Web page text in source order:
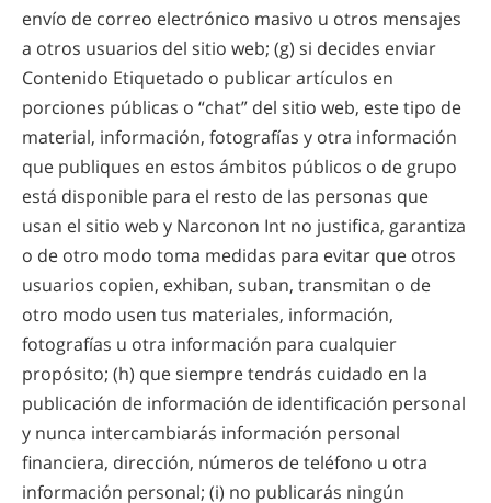
envío de correo electrónico masivo u otros mensajes
a otros usuarios del sitio web; (g) si decides enviar
Contenido Etiquetado o publicar artículos en
porciones públicas o “chat” del sitio web, este tipo de
material, información, fotografías y otra información
que publiques en estos ámbitos públicos o de grupo
está disponible para el resto de las personas que
usan el sitio web y Narconon Int no justifica, garantiza
o de otro modo toma medidas para evitar que otros
usuarios copien, exhiban, suban, transmitan o de
otro modo usen tus materiales, información,
fotografías u otra información para cualquier
propósito; (h) que siempre tendrás cuidado en la
publicación de información de identificación personal
y nunca intercambiarás información personal
financiera, dirección, números de teléfono u otra
información personal; (i) no publicarás ningún